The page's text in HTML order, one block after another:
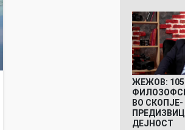
ЖЕЖОВ:
ВО
ДЕЈНОСТ